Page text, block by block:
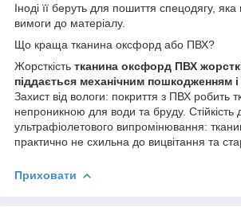
Іноді її беруть для пошиття спецодягу,
вимоги до матеріалу.
Що краща тканина оксфорд або ПВХ?
Жорсткість тканина оксфорд ПВХ
піддається механічним пошкодженням
Захист від вологи: покриття з ПВХ робить
непроникною для води та бруду. Стійкість
ультрафіолетового випромінювання:
практично не схильна до вицвітання та
Приховати